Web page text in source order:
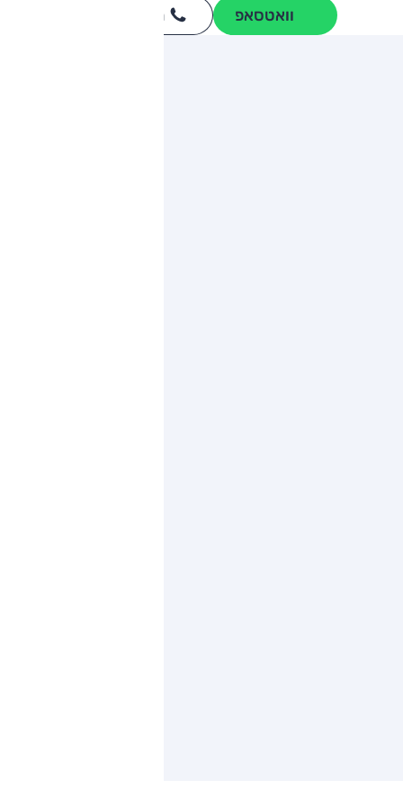
וואטסאפ חייגו
מותגים מתחרים